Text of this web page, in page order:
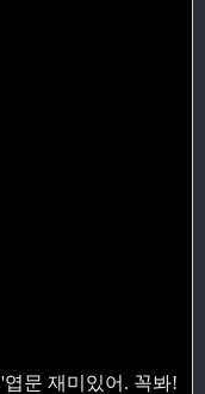
'엽문 재미있어. 꼭봐!